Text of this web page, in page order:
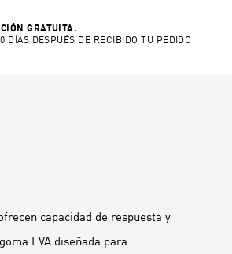
GRATUITA.
DÍAS DESPUÉS DE RECIBIDO TU PEDIDO
capacidad de respuesta y
EVA diseñada para